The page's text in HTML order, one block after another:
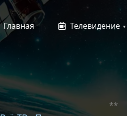
Главная Телевидение
**